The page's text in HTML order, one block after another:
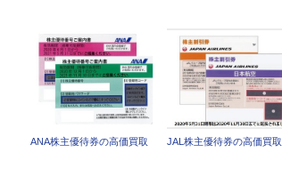
ANA株主優待券の高価買取 JAL株主優待券の高価買取